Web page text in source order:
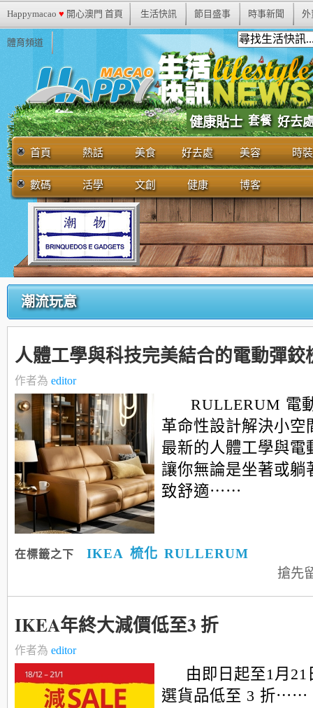
Happymacao ♥ 開心澳門 首頁 生活快訊 節目盛事 時事新聞 外
體育頻道
健康貼士 套餐 好去
首頁 熱話 美食 好去處 美容 時裝
數碼 活學 文創 健康 博客
潮流玩意
人體工學與科技完美結合的電動彈鉸
作者為 editor
RULLERUM 電
革命性設計解決小空
最新的人體工學與電
讓你無論是坐著或躺
致舒適⋯⋯
在標籤之下 IKEA 梳化 RULLERUM
搶先
IKEA年終大減價低至3 折
作者為 editor
由即日起至1月
選貨品低至 3 折⋯⋯